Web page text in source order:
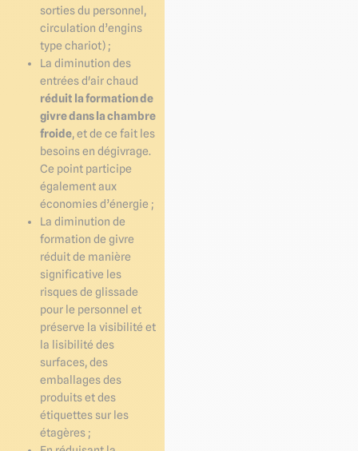
sorties du personnel,
circulation d’engins
type chariot) ;
La diminution des
entrées d'air chaud
réduit la formation de
givre dans la chambre
froide, et de ce fait les
besoins en dégivrage.
Ce point participe
également aux
économies d’énergie ;
La diminution de
formation de givre
réduit de manière
significative les
risques de glissade
pour le personnel et
préserve la visibilité et
la lisibilité des
surfaces, des
emballages des
produits et des
étiquettes sur les
étagères ;